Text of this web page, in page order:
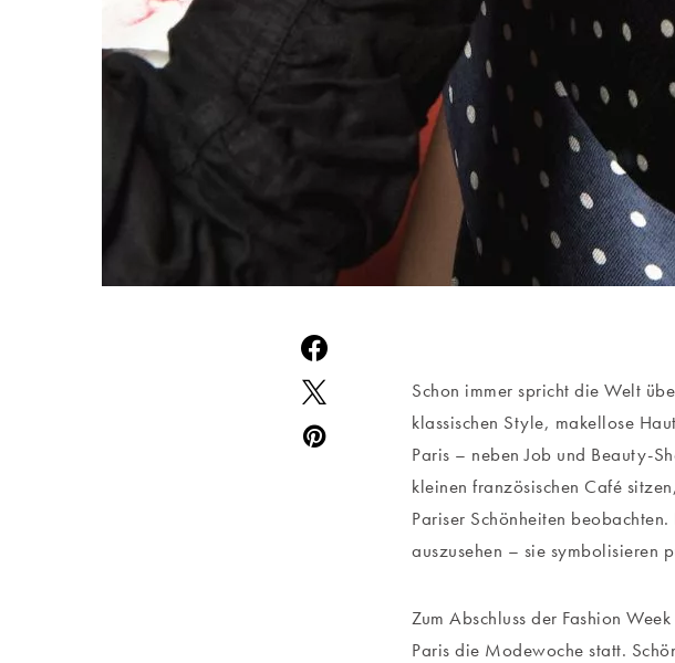
Schon immer spricht die Welt
klassischen Style, makellose
Paris – neben Job und Beauty-
kleinen französischen Café
Pariser Schönheiten
auszusehen – sie symbolisieren
Zum Abschluss der Fashion
Paris die Modewoche statt.